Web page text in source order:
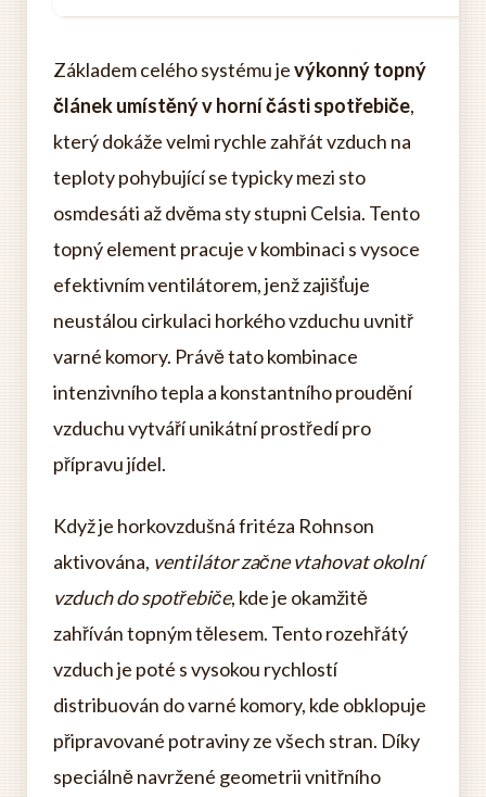
Základem celého systému jevýkonný topný
článek umístěný v horní části spotřebiče,
který dokáže velmi rychle zahřát vzduch na
teploty pohybující se typicky mezi sto
osmdesáti až dvěma sty stupni Celsia. Tento
topný element pracuje v kombinaci s vysoce
efektivním ventilátorem, jenž zajišťuje
neustálou cirkulaci horkého vzduchu uvnitř
varné komory. Právě tato kombinace
intenzivního tepla a konstantního proudění
vzduchu vytváří unikátní prostředí pro
přípravu jídel.
Když je horkovzdušná fritéza Rohnson
aktivována, ventilátor začne vtahovat okolní
vzduch do spotřebiče, kde je okamžitě
zahříván topným tělesem. Tento rozehřátý
vzduch je poté s vysokou rychlostí
distribuován do varné komory, kde obklopuje
připravované potraviny ze všech stran. Díky
speciálně navržené geometrii vnitřního